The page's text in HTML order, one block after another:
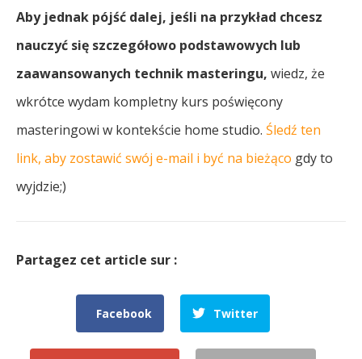
Aby jednak pójść dalej, jeśli na przykład chcesz
nauczyć się szczegółowo podstawowych lub
zaawansowanych technik masteringu, wiedz, że
wkrótce wydam kompletny kurs poświęcony
masteringowi w kontekście home studio. Śledź ten
link, aby zostawić swój e-mail i być na bieżąco gdy to
wyjdzie;)
Partagez cet article sur :
Facebook Twitter